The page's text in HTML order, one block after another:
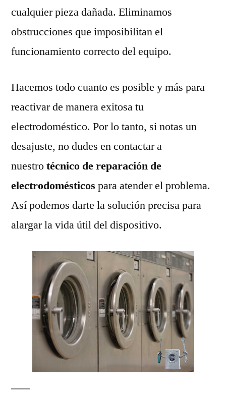
cualquier pieza dañada. Eliminamos
obstrucciones que imposibilitan el
funcionamiento correcto del equipo.
Hacemos todo cuanto es posible y más para
reactivar de manera exitosa tu
electrodoméstico. Por lo tanto, si notas un
desajuste, no dudes en contactar a
nuestrotécnico de reparación de
electrodomésticos para atender el problema.
Así podemos darte la solución precisa para
alargar la vida útil del dispositivo.